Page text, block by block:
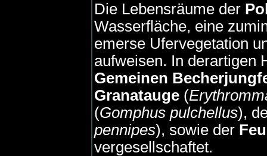
Die Lebensräume der
Wasserfläche, eine
emerse Ufervegetation
aufweisen. In derartigen
Gemeinen
Granatauge (
(Gomphus pulchellus),
pennipes), sowie der
vergesellschaftet.